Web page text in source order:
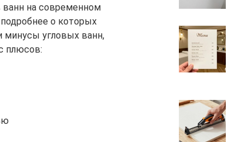
на современном
о которых
минусы угловых ванн,
плюсов: